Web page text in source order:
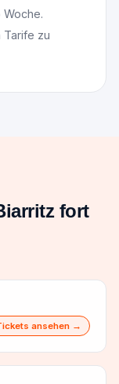
Tarife zu
fort
ansehen →